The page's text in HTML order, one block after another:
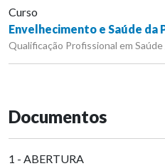
Curso
Envelhecimento e Saúde da
Qualificação Profissional em
Documentos
1 - ABERTURA